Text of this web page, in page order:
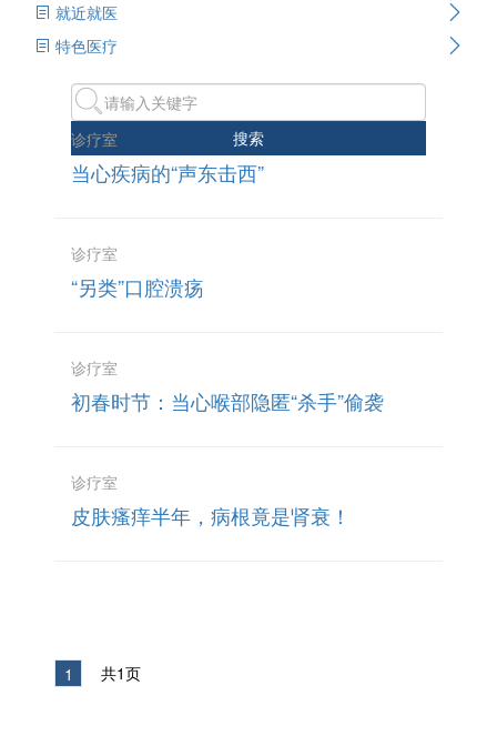
就近就医
特色医疗
搜索
诊疗室
当心疾病的“声东击西”
诊疗室
“另类”口腔溃疡
诊疗室
初春时节：当心喉部隐匿“杀手”偷袭
诊疗室
皮肤瘙痒半年，病根竟是肾衰！
1 共1页